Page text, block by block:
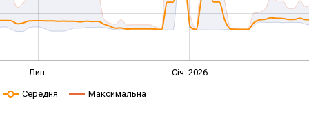
Лип. Січ. 2026
Середня Максимальна